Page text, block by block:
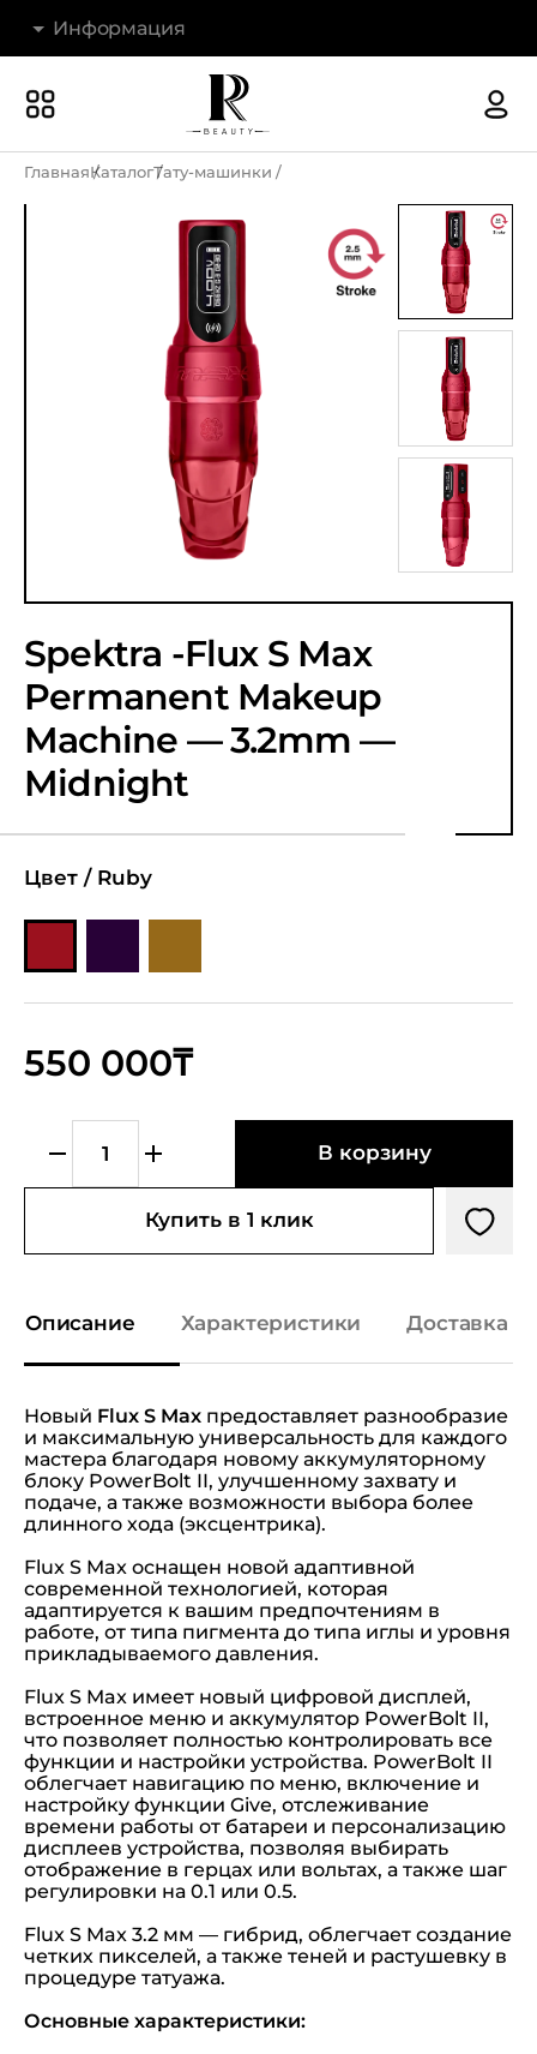
Информация
Наши магазины
Доставка и оплата
Гарантия и возврат
ГлавнаяКаталогТату-машинки
Spektra -Flux S Max
Permanent Makeup
Machine — 3.2mm —
Midnight
Цвет / Ruby
550 000₸
В корзину
Купить в 1 клик
Описание Характеристики Доставка и
Новый Flux S Max предоставляет разнообразие
и максимальную универсальность для каждого
мастера благодаря новому аккумуляторному
блоку PowerBolt II, улучшенному захвату и
подаче, а также возможности выбора более
длинного хода (эксцентрика).
Flux S Max оснащен новой адаптивной
современной технологией, которая
адаптируется к вашим предпочтениям в
работе, от типа пигмента до типа иглы и уровня
прикладываемого давления.
Flux S Max имеет новый цифровой дисплей,
встроенное меню и аккумулятор PowerBolt II,
что позволяет полностью контролировать все
функции и настройки устройства. PowerBolt II
облегчает навигацию по меню, включение и
настройку функции Give, отслеживание
времени работы от батареи и персонализацию
дисплеев устройства, позволяя выбирать
отображение в герцах или вольтах, а также шаг
регулировки на 0.1 или 0.5.
Flux S Max 3.2 мм — гибрид, облегчает создание
четких пикселей, а также теней и растушевку в
процедуре татуажа.
Основные характеристики: